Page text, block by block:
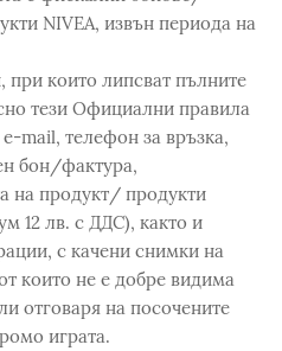
NIVEA, извън периода на
при които липсват пълните
тези Официални правила
mail, телефон за връзка,
бон/фактура,
на продукт/ продукти
12 лв. с ДДС), както и
с качени снимки на
които не е добре видима
отговаря на посочените
играта.